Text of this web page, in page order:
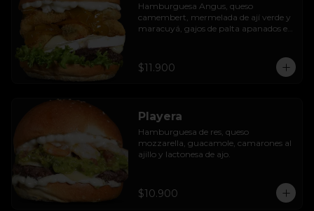
Hamburguesa Angus, queso
camembert, mermelada de ají verde y
maracuyá, gajos de palta apanados en
$11.900
Playera
Hamburguesa de res, queso
mozzarella, guacamole, camarones al
ajillo y lactonesa de ajo.
$10.900